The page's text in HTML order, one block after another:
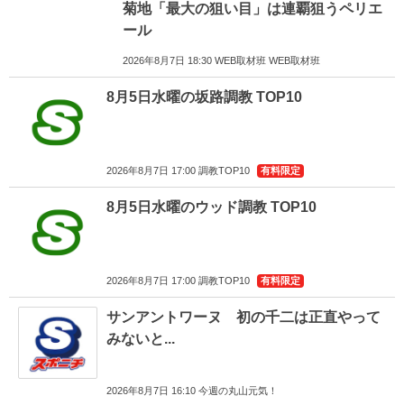
菊地「最大の狙い目」は連覇狙うペリエ
ール
2026年8月7日 18:30 WEB取材班 WEB取材班
8月5日水曜の坂路調教 TOP10
2026年8月7日 17:00 調教TOP10 有料限定
8月5日水曜のウッド調教 TOP10
2026年8月7日 17:00 調教TOP10 有料限定
サンアントワーヌ 初の千二は正直やって
みないと...
2026年8月7日 16:10 今週の丸山元気！